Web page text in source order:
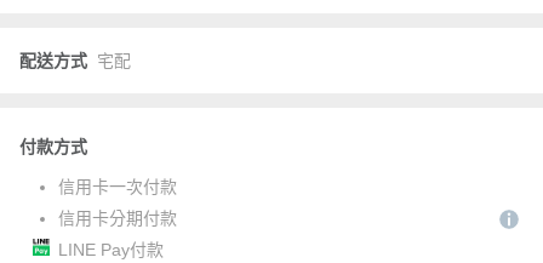
配送方式 宅配
付款方式
信用卡一次付款
信用卡分期付款
LINE Pay付款